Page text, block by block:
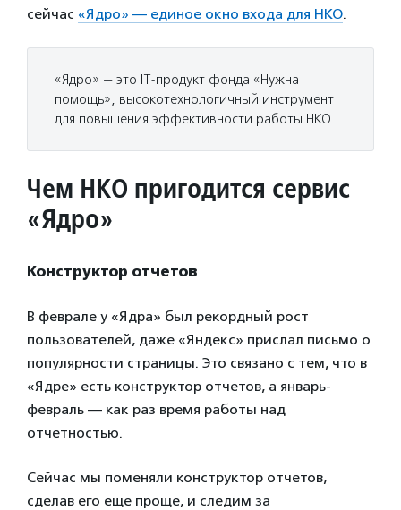
сейчас «Ядро» — единое окно входа для НКО.
«Ядро» — это IT-продукт фонда «Нужна
помощь», высокотехнологичный инструмент
для повышения эффективности работы НКО.
Чем НКО пригодится сервис
«Ядро»
Конструктор отчетов
В феврале у «Ядра» был рекордный рост
пользователей, даже «Яндекс» прислал письмо о
популярности страницы. Это связано с тем, что в
«Ядре» есть конструктор отчетов, а январь-
февраль — как раз время работы над
отчетностью.
Сейчас мы поменяли конструктор отчетов,
сделав его еще проще, и следим за